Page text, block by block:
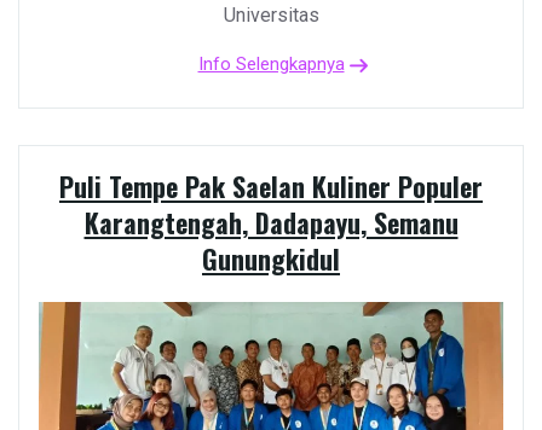
Universitas
Info Selengkapnya
Puli Tempe Pak Saelan Kuliner Populer
Karangtengah, Dadapayu, Semanu
Gunungkidul